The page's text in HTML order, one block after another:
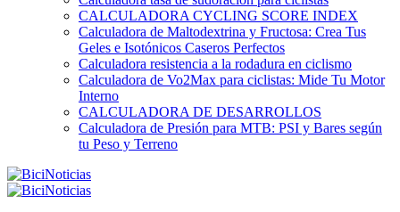
CALCULADORA CYCLING SCORE INDEX
Calculadora de Maltodextrina y Fructosa: Crea Tus
Geles e Isotónicos Caseros Perfectos
Calculadora resistencia a la rodadura en ciclismo
Calculadora de Vo2Max para ciclistas: Mide Tu Motor
Interno
CALCULADORA DE DESARROLLOS
Calculadora de Presión para MTB: PSI y Bares según
tu Peso y Terreno